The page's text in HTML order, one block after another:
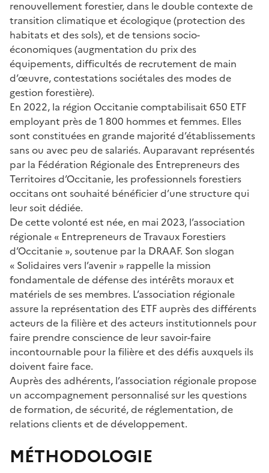
renouvellement forestier, dans le double contexte de
transition climatique et écologique (protection des
habitats et des sols), et de tensions socio-
économiques (augmentation du prix des
équipements, difficultés de recrutement de main
d’œuvre, contestations sociétales des modes de
gestion forestière).
En 2022, la région Occitanie comptabilisait 650 ETF
employant près de 1 800 hommes et femmes. Elles
sont constituées en grande majorité d’établissements
sans ou avec peu de salariés. Auparavant représentés
par la Fédération Régionale des Entrepreneurs des
Territoires d’Occitanie, les professionnels forestiers
occitans ont souhaité bénéficier d’une structure qui
leur soit dédiée.
De cette volonté est née, en mai 2023, l’association
régionale « Entrepreneurs de Travaux Forestiers
d’Occitanie », soutenue par la DRAAF. Son slogan
« Solidaires vers l’avenir » rappelle la mission
fondamentale de défense des intérêts moraux et
matériels de ses membres. L’association régionale
assure la représentation des ETF auprès des différents
acteurs de la filière et des acteurs institutionnels pour
faire prendre conscience de leur savoir-faire
incontournable pour la filière et des défis auxquels ils
doivent faire face.
Auprès des adhérents, l’association régionale propose
un accompagnement personnalisé sur les questions
de formation, de sécurité, de réglementation, de
relations clients et de développement.
MÉTHODOLOGIE